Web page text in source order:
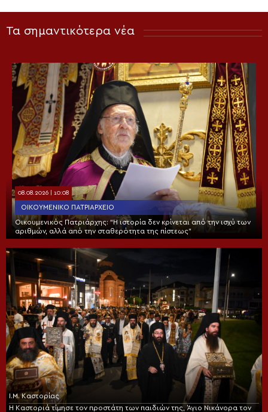
Τα σημαντικότερα νέα
08.08.2026 | 10:08
ΟΙΚΟΥΜΕΝΙΚΌ ΠΑΤΡΙΑΡΧΕΊΟ
Οικουμενικός Πατριάρχης: “Η ιστορία δεν κρίνεται από την ισχύ των
αριθμών, αλλά από την σταθερότητα της πίστεως”
Ι.Μ. Καστορίας
Η Καστοριά τίμησε τον προστάτη των παιδιών της, Άγιο Νικάνορα τον